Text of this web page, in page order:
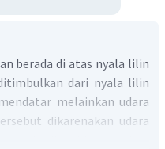
berada di atas nyala lilin
dari nyala lilin
melainkan udara
dikarenakan udara